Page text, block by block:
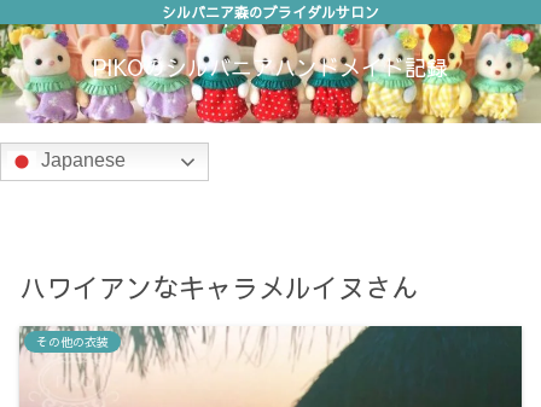
PIKOのシルバニアハンドメイド記録
シルバニア森のブライダルサロン
Japanese
ハワイアンなキャラメルイヌさん
その他の衣装